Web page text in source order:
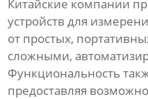
Китайские компании
устройств для
от простых,
сложными,
Функциональность
предоставляя